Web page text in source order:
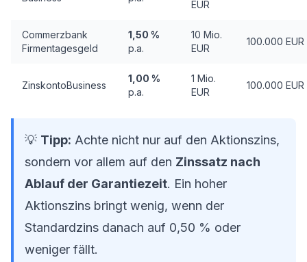
EUR
Commerzbank
Firmentagesgeld
1,50 %
p.a.
10 Mio.
EUR
100.000 EUR
ZinskontoBusiness
1,00 %
p.a.
1 Mio.
EUR
100.000 EUR
💡 Tipp: Achte nicht nur auf den Aktionszins,
sondern vor allem auf den Zinssatz nach
Ablauf der Garantiezeit. Ein hoher
Aktionszins bringt wenig, wenn der
Standardzins danach auf 0,50 % oder
weniger fällt.